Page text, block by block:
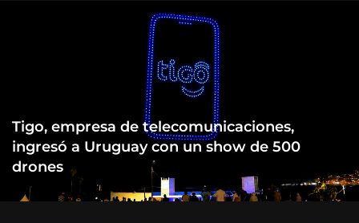
Tigo, empresa de telecomunicaciones,
ingresó a Uruguay con un show de 500
drones